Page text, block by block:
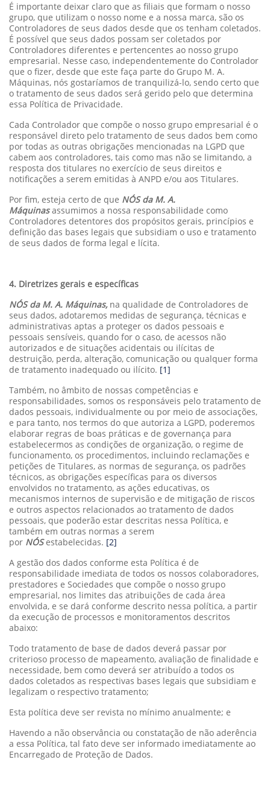
É importante deixar claro que as filiais que formam o nosso
grupo, que utilizam o nosso nome e a nossa marca, são os
Controladores de seus dados desde que os tenham coletados.
É possível que seus dados possam ser coletados por
Controladores diferentes e pertencentes ao nosso grupo
empresarial. Nesse caso, independentemente do Controlador
que o fizer, desde que este faça parte do Grupo M. A.
Máquinas, nós gostaríamos de tranquilizá-lo, sendo certo que
o tratamento de seus dados será gerido pelo que determina
essa Política de Privacidade.
Cada Controlador que compõe o nosso grupo empresarial é o
responsável direto pelo tratamento de seus dados bem como
por todas as outras obrigações mencionadas na LGPD que
cabem aos controladores, tais como mas não se limitando, a
resposta dos titulares no exercício de seus direitos e
notificações a serem emitidas à ANPD e/ou aos Titulares.
Por fim, esteja certo de que NÓS da M. A.
Máquinasassumimos a nossa responsabilidade como
Controladores detentores dos propósitos gerais, princípios e
definição das bases legais que subsidiam o uso e tratamento
de seus dados de forma legal e lícita.
4. Diretrizes gerais e específicas
NÓS da M. A. Máquinas, na qualidade de Controladores de
seus dados, adotaremos medidas de segurança, técnicas e
administrativas aptas a proteger os dados pessoais e
pessoais sensíveis, quando for o caso, de acessos não
autorizados e de situações acidentais ou ilícitas de
destruição, perda, alteração, comunicação ou qualquer forma
de tratamento inadequado ou ilícito. [1]
Também, no âmbito de nossas competências e
responsabilidades, somos os responsáveis pelo tratamento de
dados pessoais, individualmente ou por meio de associações,
e para tanto, nos termos do que autoriza a LGPD, poderemos
elaborar regras de boas práticas e de governança para
estabelecermos as condições de organização, o regime de
funcionamento, os procedimentos, incluindo reclamações e
petições de Titulares, as normas de segurança, os padrões
técnicos, as obrigações específicas para os diversos
envolvidos no tratamento, as ações educativas, os
mecanismos internos de supervisão e de mitigação de riscos
e outros aspectos relacionados ao tratamento de dados
pessoais, que poderão estar descritas nessa Política, e
também em outras normas a serem
por NÓSestabelecidas. [2]
A gestão dos dados conforme esta Política é de
responsabilidade imediata de todos os nossos colaboradores,
prestadores e Sociedades que compõe o nosso grupo
empresarial, nos limites das atribuições de cada área
envolvida, e se dará conforme descrito nessa política, a partir
da execução de processos e monitoramentos descritos
abaixo:
Todo tratamento de base de dados deverá passar por
criterioso processo de mapeamento, avaliação de finalidade e
necessidade, bem como deverá ser atribuído a todos os
dados coletados as respectivas bases legais que subsidiam e
legalizam o respectivo tratamento;
Esta política deve ser revista no mínimo anualmente; e
Havendo a não observância ou constatação de não aderência
a essa Política, tal fato deve ser informado imediatamente ao
Encarregado de Proteção de Dados.